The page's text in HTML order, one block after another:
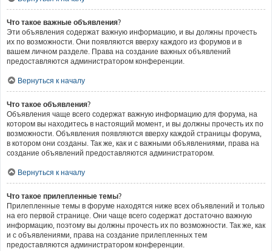
Что такое важные объявления?
Эти объявления содержат важную информацию, и вы должны прочесть
их по возможности. Они появляются вверху каждого из форумов и в
вашем личном разделе. Права на создание важных объявлений
предоставляются администратором конференции.
Вернуться к началу
Что такое объявления?
Объявления чаще всего содержат важную информацию для форума, на
котором вы находитесь в настоящий момент, и вы должны прочесть их по
возможности. Объявления появляются вверху каждой страницы форума,
в котором они созданы. Так же, как и с важными объявлениями, права на
создание объявлений предоставляются администратором.
Вернуться к началу
Что такое прилепленные темы?
Прилепленные темы в форуме находятся ниже всех объявлений и только
на его первой странице. Они чаще всего содержат достаточно важную
информацию, поэтому вы должны прочесть их по возможности. Так же, как
и с объявлениями, права на создание прилепленных тем
предоставляются администратором конференции.